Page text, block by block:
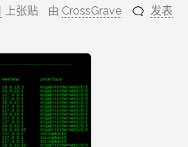
上张贴 由 CrossGrave
发表